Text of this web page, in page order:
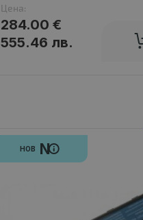
Цена:
284.00 €
555.46 лв.
НОВ N